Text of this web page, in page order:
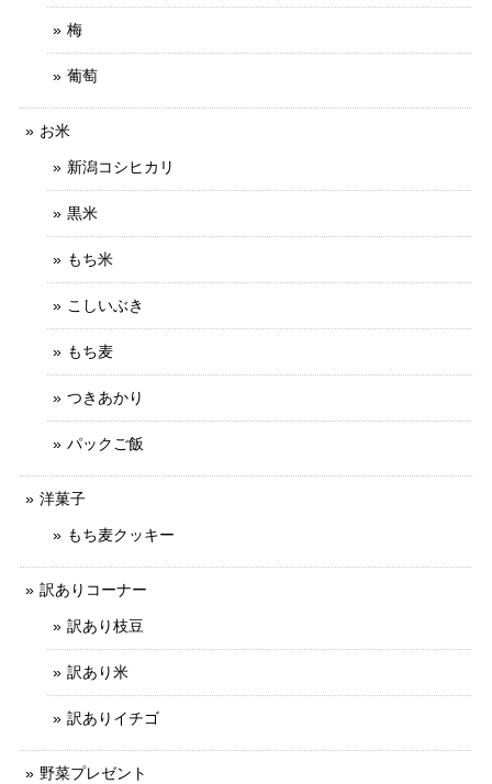
梅
葡萄
お米
新潟コシヒカリ
黒米
もち米
こしいぶき
もち麦
つきあかり
パックご飯
洋菓子
もち麦クッキー
訳ありコーナー
訳あり枝豆
訳あり米
訳ありイチゴ
野菜プレゼント